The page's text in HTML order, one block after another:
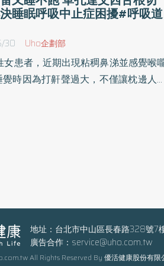
睡眠呼吸中⽌症困擾#呼吸道
30 Uho企劃部
女患者，近期出現粘稠⿐涕並感覺喉
時因為打鼾聲過⼤，不僅讓枕邊⼈非
如雷，甚⾄出現呼吸暫停，不僅影
也可能危害⼼⾎管健康。出現⼤聲打
中突然嗆醒或呼吸中斷、 ⽩天過度
地址：台北市中山區長春路328號7
廣告合作： service@uho.com.tw
All Rights Reserved By 優活健康股份有限